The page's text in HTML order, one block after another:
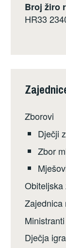
Broj žiro
HR33
Zborovi
Dječji
Zbor
Zajednica
Ministranti
Dječja